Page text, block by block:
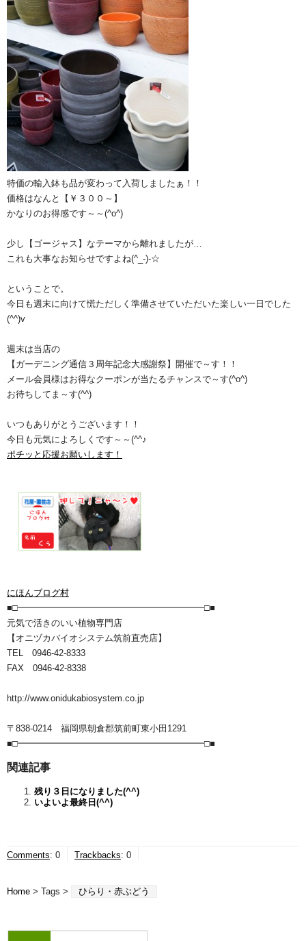
特価の輸入鉢も品が変わって入荷しましたぁ！！
価格はなんと【￥３００～】
かなりのお得感です～～(^o^)ゞ
少し【ゴージャス】なテーマから離れましたが…
これも大事なお知らせですよね(^_-)-☆
ということで。
今日も週末に向けて慌ただしく準備させていただいた楽しい一日でした
(^^)v
週末は当店の
【ガーデニング通信３周年記念大感謝祭】開催で～す！！
メール会員様はお得なクーポンが当たるチャンスで～す(^o^)
お待ちしてま～す(^^)
いつもありがとうございます！！
今日も元気によろしくです～～(^^♪
ポチッと応援お願いします！
にほんブログ村
■□━━━━━━━━━━━━━━━━━━━━━□■
元気で活きのいい植物専門店
【オニヅカバイオシステム筑前直売店】
TEL 0946-42-8333
FAX 0946-42-8338
http://www.onidukabiosystem.co.jp
〒838-0214 福岡県朝倉郡筑前町東小田1291
■□━━━━━━━━━━━━━━━━━━━━━□■
関連記事
残り３日になりました(^^)
いよいよ最終日(^^)
Comments: 0 Trackbacks: 0
Home > Tags > ひらり・赤ぶどう